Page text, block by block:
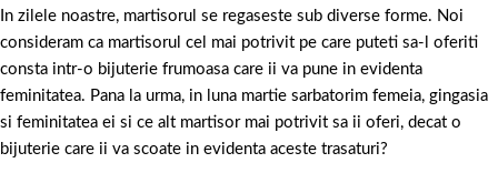
In zilele noastre, martisorul se regaseste sub diverse forme. Noi
consideram ca martisorul cel mai potrivit pe care puteti sa-l oferiti
consta intr-o bijuterie frumoasa care ii va pune in evidenta
feminitatea. Pana la urma, in luna martie sarbatorim femeia, gingasia
si feminitatea ei si ce alt martisor mai potrivit sa ii oferi, decat o
bijuterie care ii va scoate in evidenta aceste trasaturi?